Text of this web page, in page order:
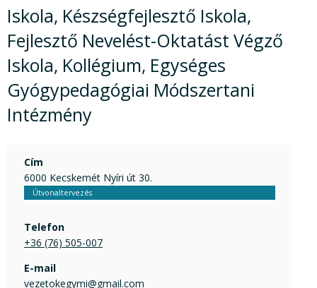
Iskola, Készségfejlesztő Iskola,
Fejlesztő Nevelést-Oktatást Végző
Iskola, Kollégium, Egységes
Gyógypedagógiai Módszertani
Intézmény
Cím
6000 Kecskemét Nyíri út 30.
Útvonaltervezés
Telefon
+36 (76) 505-007
E-mail
vezetokegymi@gmail.com